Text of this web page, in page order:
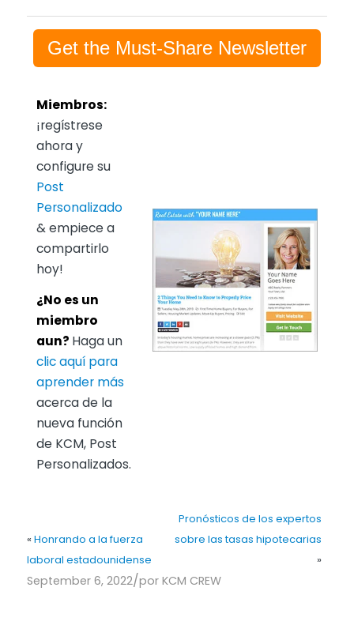
Get the Must-Share Newsletter
Miembros:
¡regístrese
ahora y
configure su
Post
Personalizado
& empiece a
compartirlo
hoy!
¿No es un
miembro
aun? Haga un
clic aquí para
aprender más
acerca de la
nueva función
de KCM, Post
Personalizados.
« Honrando a la fuerza
laboral estadounidense
Pronósticos de los expertos
sobre las tasas hipotecarias
»
September 6, 2022/por KCM CREW